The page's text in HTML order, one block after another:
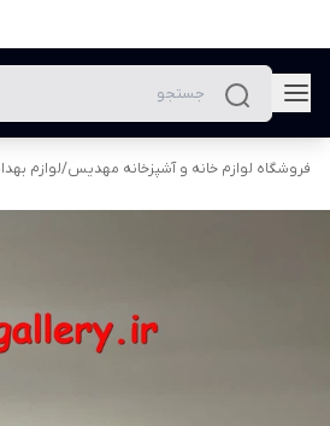
فروشگاه لوازم خانه و آشپزخانه مهدیس/لوازم